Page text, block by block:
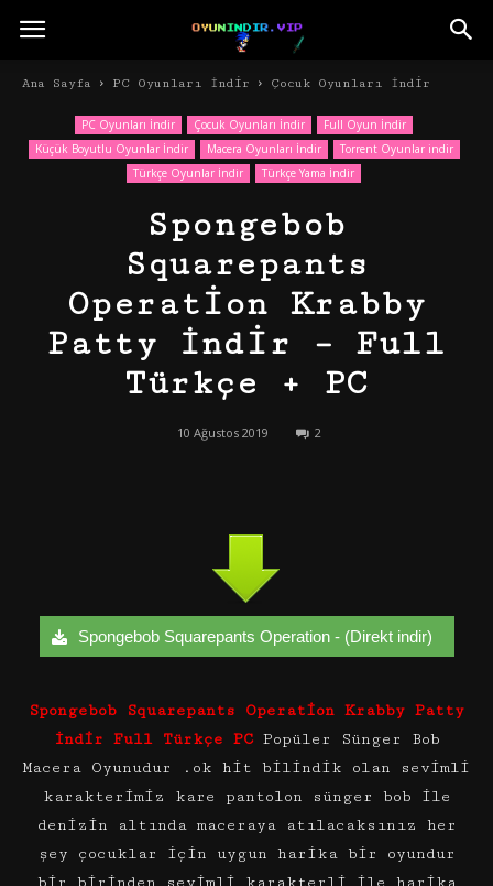
Ana Sayfa PC Oyunları İndir Çocuk Oyunları İndir
PC Oyunları İndir Çocuk Oyunları İndir
Full Oyun İndir
Küçük Boyutlu Oyunlar İndir
Macera Oyunları İndir
Torrent Oyunlar indir
Türkçe Oyunlar İndir
Türkçe Yama İndir
Spongebob
Squarepants
Operation Krabby
Patty İndir – Full
Türkçe + PC
10 Ağustos 2019 2
Spongebob Squarepants Operation - (Direkt indir)
Spongebob Squarepants Operation Krabby Patty
İndir Full Türkçe PCPopüler Sünger Bob
Macera Oyunudur .ok hit bilindik olan sevimli
karakterimiz kare pantolon sünger bob ile
denizin altında maceraya atılacaksınız her
şey çocuklar için uygun harika bir oyundur